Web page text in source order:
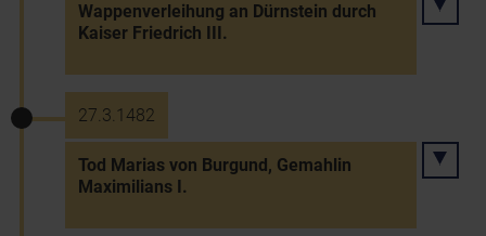
Wappenverleihung an Dürnstein durch
Kaiser Friedrich III.
27.3.1482
Tod Marias von Burgund, Gemahlin
Maximilians I.